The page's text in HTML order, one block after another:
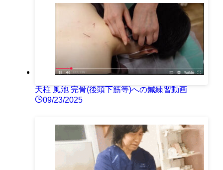
天柱 風池 完骨(後頭下筋等)への鍼練習動画
09/23/2025